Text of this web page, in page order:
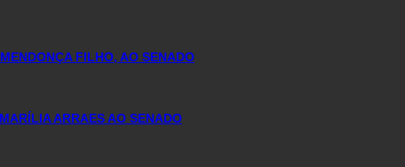
FILHO, AO SENADO
ARRAES AO SENADO